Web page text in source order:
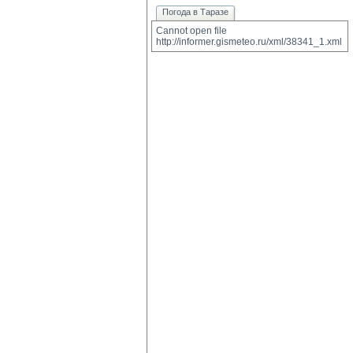
Погода в Таразе
Cannot open file
http://informer.gismeteo.ru/xml/38341_1.xml